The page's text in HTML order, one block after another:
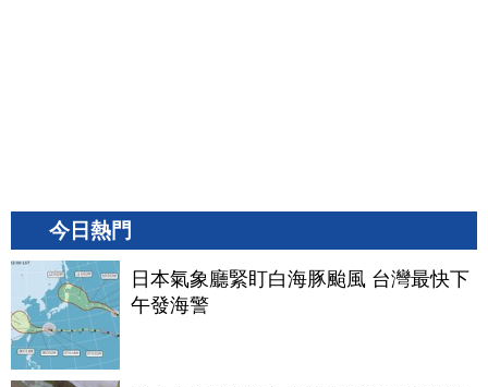
今日熱門
日本氣象廳緊盯白海豚颱風 台灣最快下
午發海警